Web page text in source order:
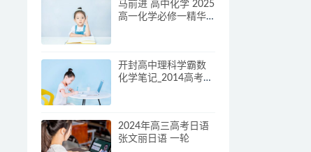
马前进 高中化学 2025
高一化学必修一精华
开封高中理科学霸数
化学笔记_2014高考状
2024年高三高考日语
张文丽日语 一轮